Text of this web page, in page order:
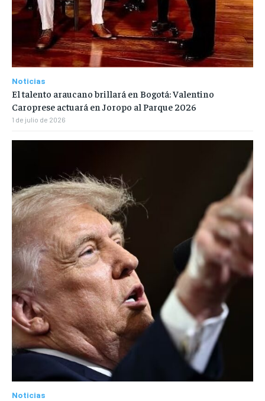
Noticias
El talento araucano brillará en Bogotá: Valentino
Caroprese actuará en Joropo al Parque 2026
1 de julio de 2026
Noticias